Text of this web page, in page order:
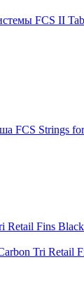
FCS II
FCS Strings
Tri Retail